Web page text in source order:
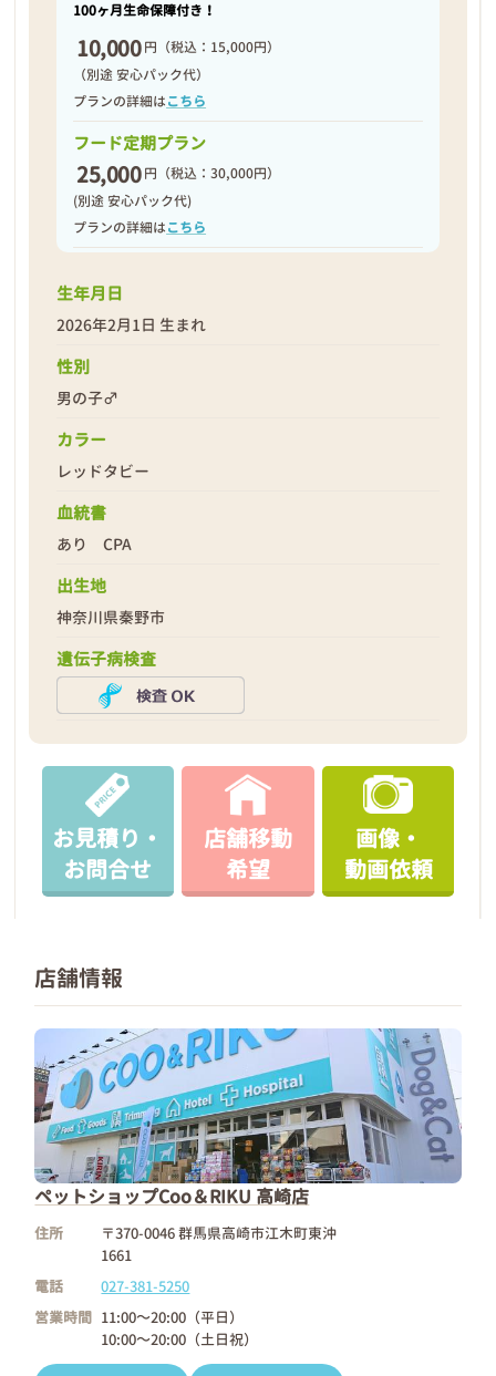
❮
100ヶ月生命保障付き！
10,000 円 （税込：15,000円）
（別途 安心パック代）
プランの詳細はこちら
フード定期プラン
25,000 円 （税込：30,000円）
(別途 安心パック代)
プランの詳細はこちら
生年月日
2026年2月1日 生まれ
性別
男の子♂
カラー
レッドタビー
血統書
あり CPA
出生地
神奈川県秦野市
遺伝子病検査
お見積り・
お問合せ
店舗移動
希望
画像・
動画依頼
店舗情報
ペットショップCoo＆RIKU 高崎店
住所
〒370-0046 群馬県高崎市江木町東沖
1661
電話
027-381-5250
営業時間 11:00～20:00（平日）
10:00～20:00（土日祝）